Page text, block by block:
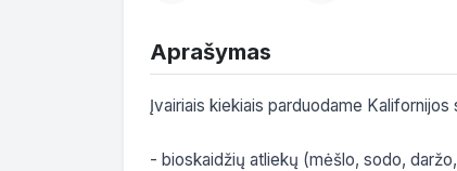
Aprašymas
Įvairiais kiekiais parduodame Kalifornijos
- bioskaidžių atliekų (mėšlo, sodo,